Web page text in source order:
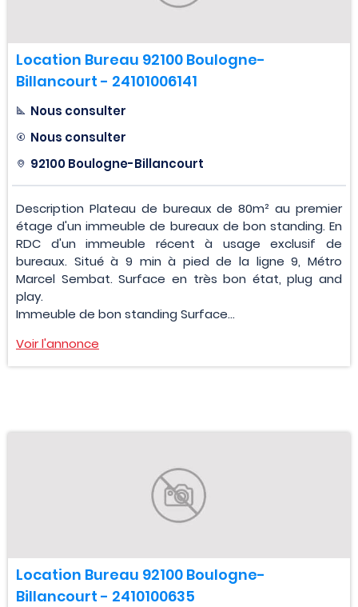
Location Bureau 92100 Boulogne-
Billancourt - 24101006141
Nous consulter
Nous consulter
92100 Boulogne-Billancourt
Description Plateau de bureaux de 80m² au premier
étage d'un immeuble de bureaux de bon standing. En
RDC d'un immeuble récent à usage exclusif de
bureaux. Situé à 9 min à pied de la ligne 9, Métro
Marcel Sembat. Surface en très bon état, plug and
play.
Immeuble de bon standing Surface...
Voir l'annonce
Location Bureau 92100 Boulogne-
Billancourt - 2410100635